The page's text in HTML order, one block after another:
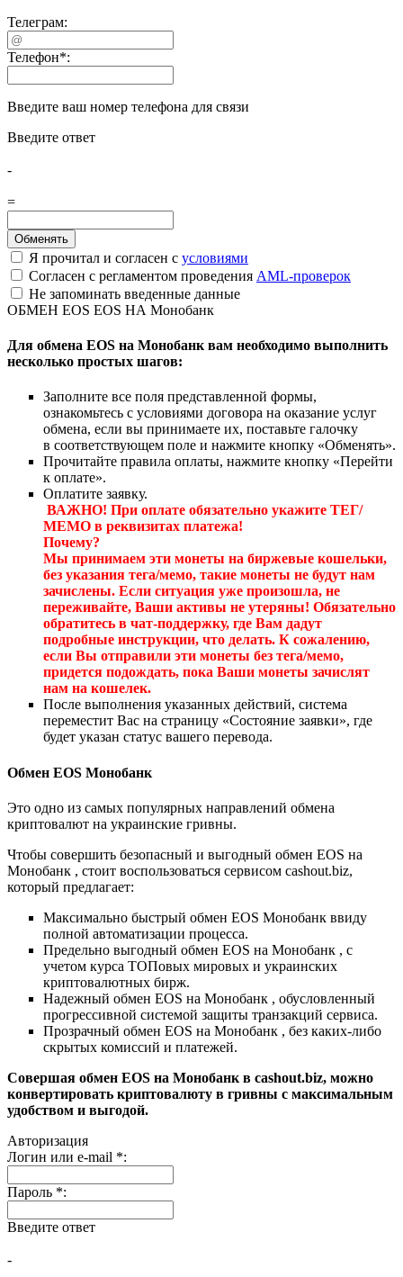
Телеграм:
Телефон*:
Введите ваш номер телефона для связи
Введите ответ
-
=
Я прочитал и согласен с условиями
Согласен с регламентом проведения AML-проверок
Не запоминать введенные данные
ОБМЕН EOS EOS НА Монобанк
Для обмена EOS на Монобанк вам необходимо выполнить
несколько простых шагов:
Заполните все поля представленной формы,
ознакомьтесь с условиями договора на оказание услуг
обмена, если вы принимаете их, поставьте галочку
в соответствующем поле и нажмите кнопку «Обменять».
Прочитайте правила оплаты, нажмите кнопку «Перейти
к оплате».
Оплатите заявку.
ВАЖНО! При оплате обязательно укажите ТЕГ/
МЕМО в реквизитах платежа!
Почему?
Мы принимаем эти монеты на биржевые кошельки,
без указания тега/мемо, такие монеты не будут нам
зачислены. Если ситуация уже произошла, не
переживайте, Ваши активы не утеряны! Обязательно
обратитесь в чат-поддержку, где Вам дадут
подробные инструкции, что делать. К сожалению,
если Вы отправили эти монеты без тега/мемо,
придется подождать, пока Ваши монеты зачислят
нам на кошелек.
После выполнения указанных действий, система
переместит Вас на страницу «Состояние заявки», где
будет указан статус вашего перевода.
Обмен EOS Монобанк
Это одно из самых популярных направлений обмена
криптовалют на украинские гривны.
Чтобы совершить безопасный и выгодный обмен EOS на
Монобанк , стоит воспользоваться сервисом cashout.biz,
который предлагает:
Максимально быстрый обмен EOS Монобанк ввиду
полной автоматизации процесса.
Предельно выгодный обмен EOS на Монобанк , с
учетом курса ТОПовых мировых и украинских
криптовалютных бирж.
Надежный обмен EOS на Монобанк , обусловленный
прогрессивной системой защиты транзакций сервиса.
Прозрачный обмен EOS на Монобанк , без каких-либо
скрытых комиссий и платежей.
Совершая обмен EOS на Монобанк в cashout.biz, можно
конвертировать криптовалюту в гривны с максимальным
удобством и выгодой.
Авторизация
Логин или e-mail *:
Пароль *:
Введите ответ
-